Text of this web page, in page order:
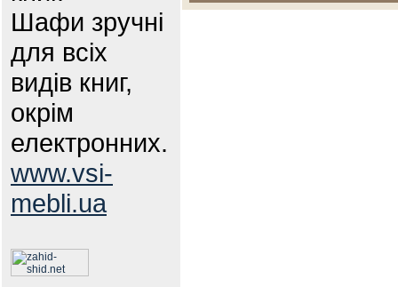
Шафи зручні
для всіх
видів книг,
окрім
електронних.
www.vsi-
mebli.ua